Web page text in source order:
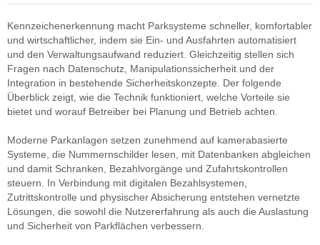
Kennzeichenerkennung macht Parksysteme schneller, komfortabler
und wirtschaftlicher, indem sie Ein- und Ausfahrten automatisiert
und den Verwaltungsaufwand reduziert. Gleichzeitig stellen sich
Fragen nach Datenschutz, Manipulationssicherheit und der
Integration in bestehende Sicherheitskonzepte. Der folgende
Überblick zeigt, wie die Technik funktioniert, welche Vorteile sie
bietet und worauf Betreiber bei Planung und Betrieb achten.
Moderne Parkanlagen setzen zunehmend auf kamerabasierte
Systeme, die Nummernschilder lesen, mit Datenbanken abgleichen
und damit Schranken, Bezahlvorgänge und Zufahrtskontrollen
steuern. In Verbindung mit digitalen Bezahlsystemen,
Zutrittskontrolle und physischer Absicherung entstehen vernetzte
Lösungen, die sowohl die Nutzererfahrung als auch die Auslastung
und Sicherheit von Parkflächen verbessern.